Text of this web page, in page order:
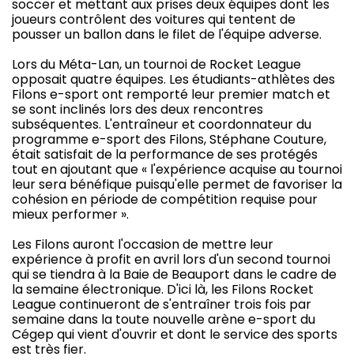
soccer et mettant aux prises deux équipes dont les
joueurs contrôlent des voitures qui tentent de
pousser un ballon dans le filet de l'équipe adverse.
Lors du Méta-Lan, un tournoi de Rocket League
opposait quatre équipes. Les étudiants-athlètes des
Filons e-sport ont remporté leur premier match et
se sont inclinés lors des deux rencontres
subséquentes. L'entraîneur et coordonnateur du
programme e-sport des Filons, Stéphane Couture,
était satisfait de la performance de ses protégés
tout en ajoutant que « l'expérience acquise au tournoi
leur sera bénéfique puisqu'elle permet de favoriser la
cohésion en période de compétition requise pour
mieux performer ».
Les Filons auront l'occasion de mettre leur
expérience à profit en avril lors d'un second tournoi
qui se tiendra à la Baie de Beauport dans le cadre de
la semaine électronique. D'ici là, les Filons Rocket
League continueront de s'entraîner trois fois par
semaine dans la toute nouvelle arène e-sport du
Cégep qui vient d'ouvrir et dont le service des sports
est très fier.